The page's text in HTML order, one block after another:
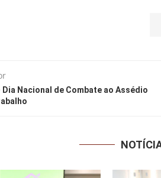
Dia Nacional de Combate ao Assédio